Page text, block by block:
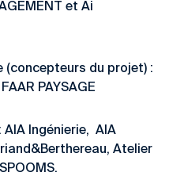
et Ai
du projet) :
PAYSAGE
AIA Ingénierie, AIA
Atelier